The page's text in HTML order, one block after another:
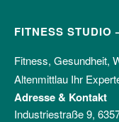
FITNESS STUDIO
Fitness, Gesundheit,
Altenmittlau Ihr
Adresse & Kontakt
Industriestraße 9,